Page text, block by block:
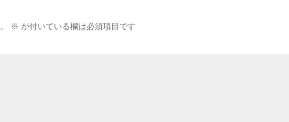
※ が付いている欄は必須項目です